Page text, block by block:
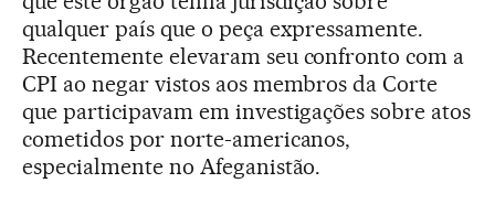
qualquer país que o peça expressamente.
Recentemente elevaram seu confronto com a
CPI ao negar vistos aos membros da Corte
que participavam em investigações sobre atos
cometidos por norte-americanos,
especialmente no Afeganistão.